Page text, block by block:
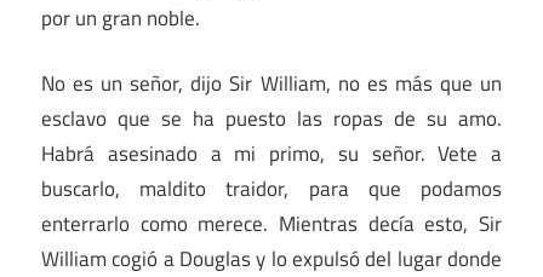
por un gran noble.
No es un señor, dijo Sir William, no es más que un
esclavo que se ha puesto las ropas de su amo.
Habrá asesinado a mi primo, su señor. Vete a
buscarlo, maldito traidor, para que podamos
enterrarlo como merece. Mientras decía esto, Sir
William cogió a Douglas y lo expulsó del lugar donde